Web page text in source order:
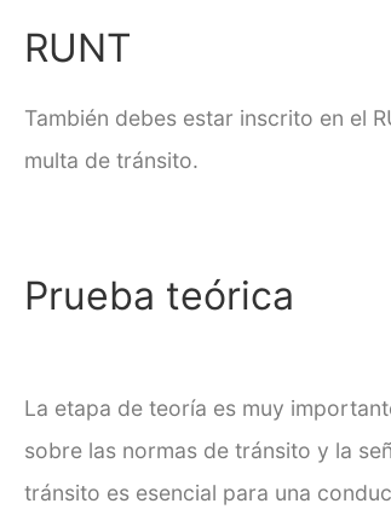
RUNT
También debes estar inscrito en el
multa de tránsito.
Prueba teórica
La etapa de teoría es muy
sobre las normas de tránsito y la
tránsito es esencial para una